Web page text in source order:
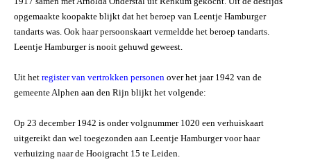
opgemaakte koopakte blijkt dat het beroep van Leentje Hamburger
tandarts was. Ook haar persoonskaart vermeldde het beroep tandarts.
Leentje Hamburger is nooit gehuwd geweest.
Uit het register van vertrokken personen over het jaar 1942 van de
gemeente Alphen aan den Rijn blijkt het volgende:
Op 23 december 1942 is onder volgnummer 1020 een verhuiskaart
uitgereikt dan wel toegezonden aan Leentje Hamburger voor haar
verhuizing naar de Hooigracht 15 te Leiden.